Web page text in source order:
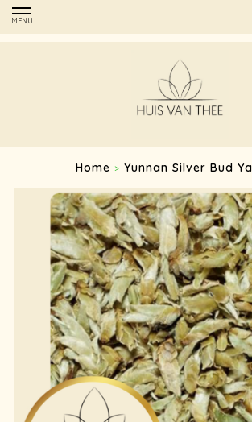
MENU
Home > Yunnan Silver Bud